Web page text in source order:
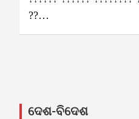
??…
ଦେଶ-ବିଦେଶ